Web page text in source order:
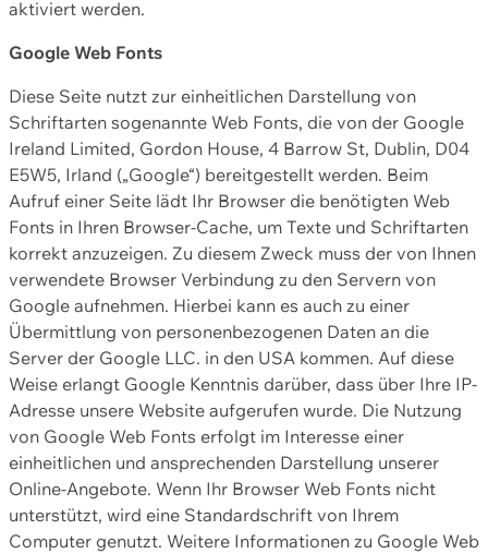
aktiviert werden.
Google Web Fonts
Diese Seite nutzt zur einheitlichen Darstellung von
Schriftarten sogenannte Web Fonts, die von der Google
Ireland Limited, Gordon House, 4 Barrow St, Dublin, D04
E5W5, Irland („Google“) bereitgestellt werden. Beim
Aufruf einer Seite lädt Ihr Browser die benötigten Web
Fonts in Ihren Browser-Cache, um Texte und Schriftarten
korrekt anzuzeigen. Zu diesem Zweck muss der von Ihnen
verwendete Browser Verbindung zu den Servern von
Google aufnehmen. Hierbei kann es auch zu einer
Übermittlung von personenbezogenen Daten an die
Server der Google LLC. in den USA kommen. Auf diese
Weise erlangt Google Kenntnis darüber, dass über Ihre IP-
Adresse unsere Website aufgerufen wurde. Die Nutzung
von Google Web Fonts erfolgt im Interesse einer
einheitlichen und ansprechenden Darstellung unserer
Online-Angebote. Wenn Ihr Browser Web Fonts nicht
unterstützt, wird eine Standardschrift von Ihrem
Computer genutzt. Weitere Informationen zu Google Web